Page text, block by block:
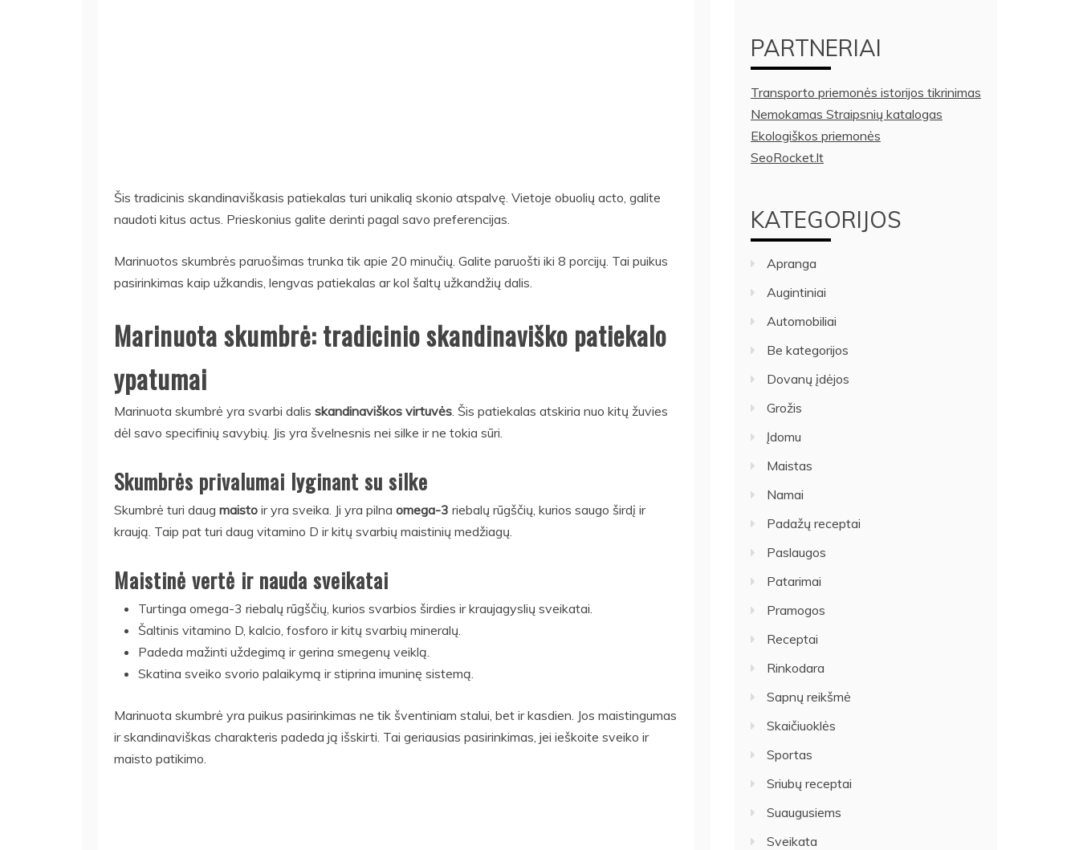
Šis tradicinis skandinaviškasis patiekalas turi unikalią skonio atspalvę. Vietoje obuolių acto, galite
naudoti kitus actus. Prieskonius galite derinti pagal savo preferencijas.
Marinuotos skumbrės paruošimas trunka tik apie 20 minučių. Galite paruošti iki 8 porcijų. Tai puikus
pasirinkimas kaip užkandis, lengvas patiekalas ar kol šaltų užkandžių dalis.
Marinuota skumbrė: tradicinio skandinaviško patiekalo
ypatumai
Marinuota skumbrė yra svarbi dalis skandinaviškos virtuvės . Šis patiekalas atskiria nuo kitų žuvies
dėl savo specifinių savybių. Jis yra švelnesnis nei silke ir ne tokia sūri.
Skumbrės privalumai lyginant su silke
Skumbrė turi daug maisto ir yra sveika. Ji yra pilna omega-3 riebalų rūgščių, kurios saugo širdį ir
kraują. Taip pat turi daug vitamino D ir kitų svarbių maistinių medžiagų.
Maistinė vertė ir nauda sveikatai
Turtinga omega-3 riebalų rūgščių, kurios svarbios širdies ir kraujagyslių sveikatai.
Šaltinis vitamino D, kalcio, fosforo ir kitų svarbių mineralų.
Padeda mažinti uždegimą ir gerina smegenų veiklą.
Skatina sveiko svorio palaikymą ir stiprina imuninę sistemą.
Marinuota skumbrė yra puikus pasirinkimas ne tik šventiniam stalui, bet ir kasdien. Jos maistingumas
ir skandinaviškas charakteris padeda ją išskirti. Tai geriausias pasirinkimas, jei ieškoite sveiko ir
maisto patikimo.
PARTNERIAI
Transporto priemonės istorijos tikrinimas
Nemokamas Straipsnių katalogas
Ekologiškos priemonės
SeoRocket.lt
KATEGORIJOS
Apranga
Augintiniai
Automobiliai
Be kategorijos
Dovanų įdėjos
Grožis
Įdomu
Maistas
Namai
Padažų receptai
Paslaugos
Patarimai
Pramogos
Receptai
Rinkodara
Sapnų reikšmė
Skaičiuoklės
Sportas
Sriubų receptai
Suaugusiems
Sveikata